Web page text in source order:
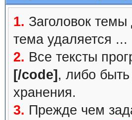
1. Заголовок
тема удаляется ...
2. Все тексты
[/code] , либо быть
хранения.
3. Прежде чем